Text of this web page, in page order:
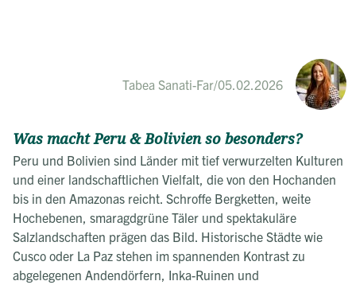
Tabea Sanati-Far/05.02.2026
Was macht Peru & Bolivien so besonders?
Peru und Bolivien sind Länder mit tief verwurzelten Kulturen
und einer landschaftlichen Vielfalt, die von den Hochanden
bis in den Amazonas reicht. Schroffe Bergketten, weite
Hochebenen, smaragdgrüne Täler und spektakuläre
Salzlandschaften prägen das Bild. Historische Städte wie
Cusco oder La Paz stehen im spannenden Kontrast zu
abgelegenen Andendörfern, Inka-Ruinen und